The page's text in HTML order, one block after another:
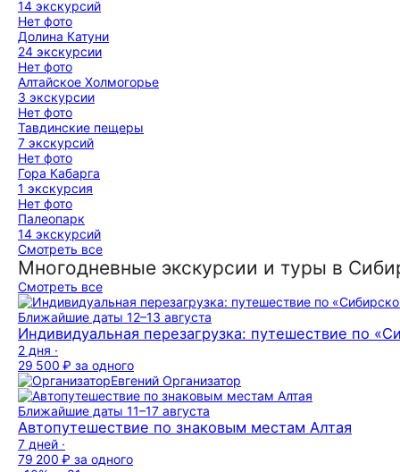
14 экскурсий
Нет фото
Долина Катуни
24 экскурсии
Нет фото
Алтайское Холмогорье
3 экскурсии
Нет фото
Тавдинские пещеры
7 экскурсий
Нет фото
Гора Кабарга
1 экскурсия
Нет фото
Палеопарк
14 экскурсий
Смотреть все
Многодневные экскурсии и туры в
Смотреть все
Ближайшие даты 12–13 августа
Индивидуальная перезагрузка: путешествие по
2 дня ·
29 500 ₽ за одного
Евгений Организатор
Ближайшие даты 11–17 августа
Автопутешествие по знаковым местам Алтая
7 дней ·
79 200 ₽ за одного